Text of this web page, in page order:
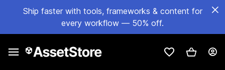
Ship faster with tools, frameworks & content for
every workflow — 50% off.